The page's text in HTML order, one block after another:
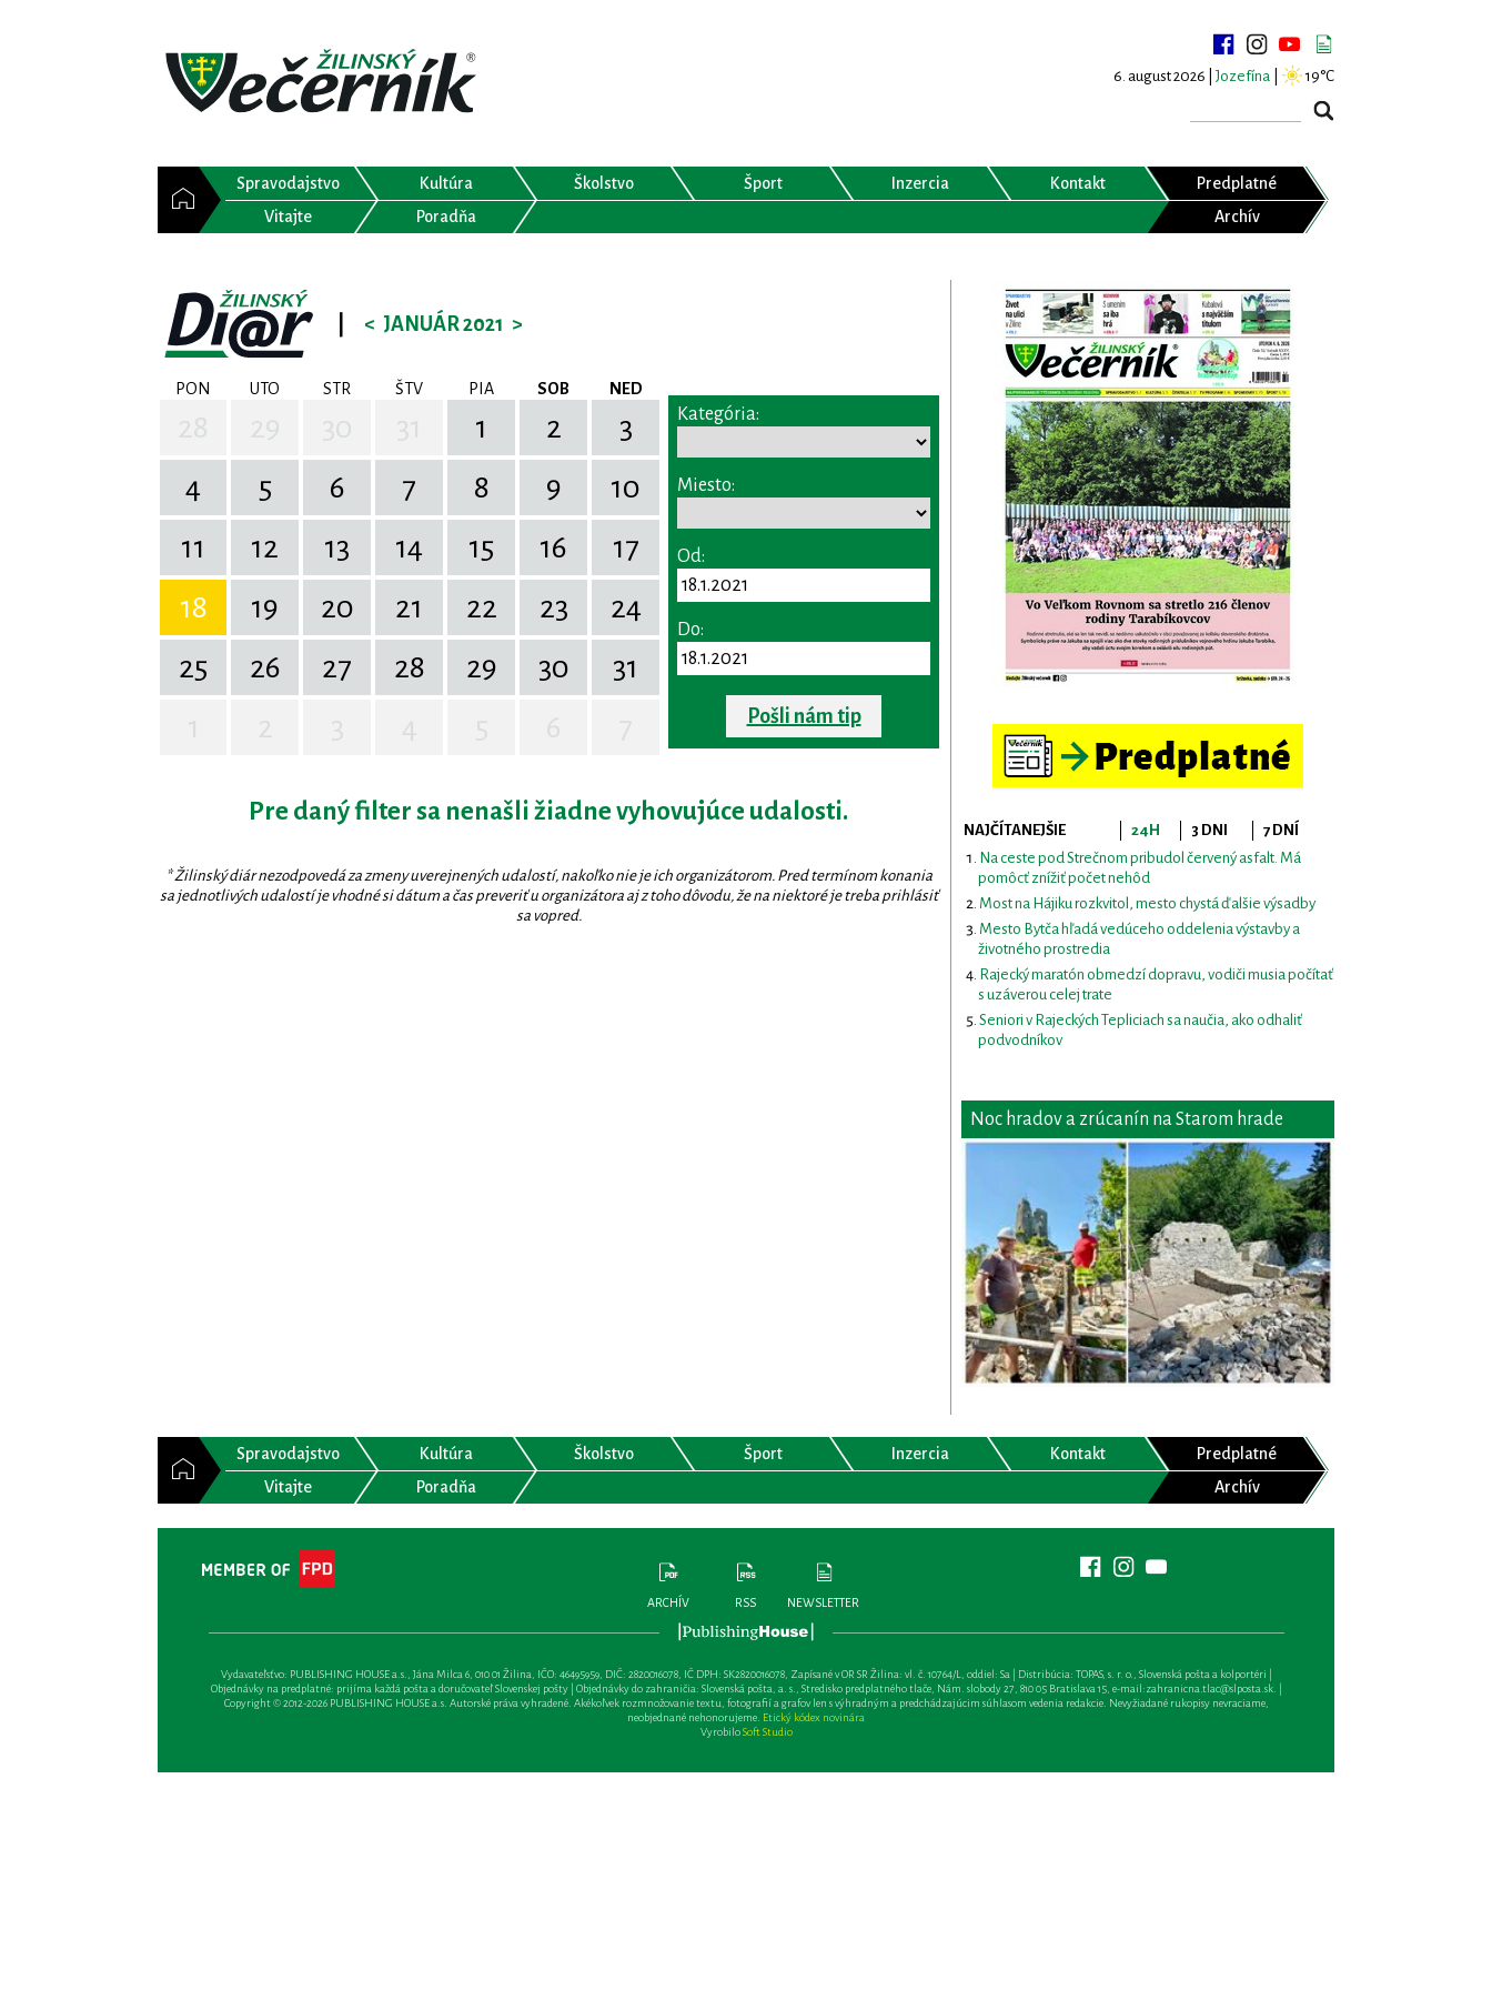
6. august 2026 | Jozefína 19°C
Spravodajstvo Kultúra Školstvo Šport Inzercia Kontakt
Predplatné
Vitajte
Poradňa Archív
< JANUÁR 2021 >
PON UTO STR ŠTV PIA SOB NED
1 2
3
4
5 6 7 8 9
10
11
12 13 14 15 16
17
18
19 20 21 22 23
24
25
26 27 28 29 30
31
Kategória:
Miesto:
Od:
Do:
Pošli nám tip
Pre daný filter sa nenašli žiadne vyhovujúce udalosti.
* Žilinský diár nezodpovedá za zmeny uverejnených udalostí, nakoľko nie je ich organizátorom. Pred termínom konania
sa jednotlivých udalostí je vhodné si dátum a čas preveriť u organizátora aj z toho dôvodu, že na niektoré je treba prihlásiť
sa vopred.
NAJČÍTANEJŠIE 24H 3 DNI
7 DNÍ
Na ceste pod Strečnom pribudol červený asfalt. Má
pomôcť znížiť počet nehôd
Most na Hájiku rozkvitol, mesto chystá ďalšie výsadby
Mesto Bytča hľadá vedúceho oddelenia výstavby a
životného prostredia
Rajecký maratón obmedzí dopravu, vodiči musia počítať
s uzáverou celej trate
Seniori v Rajeckých Tepliciach sa naučia, ako odhaliť
podvodníkov
Noc hradov a zrúcanín na Starom hrade
Spravodajstvo Kultúra Školstvo Šport Inzercia Kontakt
Predplatné
Vitajte
Poradňa Archív
ARCHÍV RSS NEWSLETTER
Vydavateľsťvo: PUBLISHING HOUSE a.s., Jána Milca 6, 010 01 Žilina, IČO: 46495959, DIČ: 2820016078, IČ DPH: SK2820016078, Zapísané v OR SR Žilina: vl. č. 10764/L, oddiel: Sa | Distribúcia: TOPAS, s. r. o., Slovenská pošta a kolportéri |
Objednávky na predplatné: prijíma každá pošta a doručovateľ Slovenskej pošty | Objednávky do zahraničia: Slovenská pošta, a. s., Stredisko predplatného tlače, Nám. slobody 27, 810 05 Bratislava 15, e-mail:zahranicna.tlac@slposta.sk. |
Copyright © 2012-2026 PUBLISHING HOUSE a.s. Autorské práva vyhradené. Akékoľvek rozmnožovanie textu, fotografií a grafov len s výhradným a predchádzajúcim súhlasom vedenia redakcie. Nevyžiadané rukopisy nevraciame,
neobjednané nehonorujeme. Etický kódex novinára
VyrobiloSoft Studio